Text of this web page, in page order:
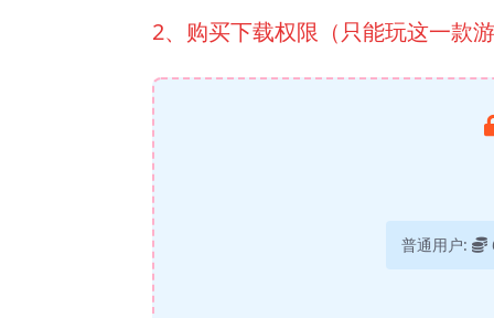
2、购买下载权限（只能玩这一款
普通用户: